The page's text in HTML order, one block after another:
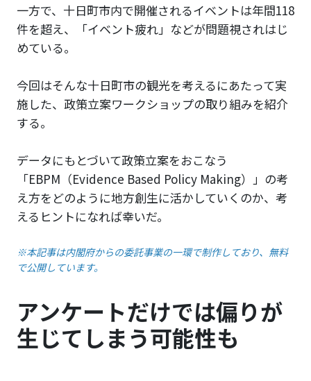
一方で、十日町市内で開催されるイベントは年間118
件を超え、「イベント疲れ」などが問題視されはじ
めている。
今回はそんな十日町市の観光を考えるにあたって実
施した、政策立案ワークショップの取り組みを紹介
する。
データにもとづいて政策立案をおこなう
「EBPM（Evidence Based Policy Making）」の考
え方をどのように地方創生に活かしていくのか、考
えるヒントになれば幸いだ。
※本記事は内閣府からの委託事業の一環で制作しており、無料
で公開しています。
アンケートだけでは偏りが
生じてしまう可能性も